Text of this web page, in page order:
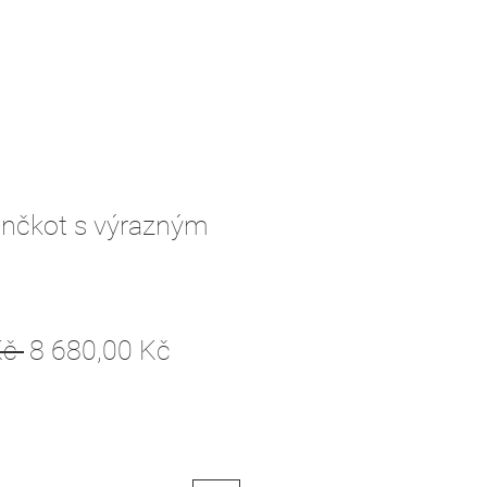
s výrazným
Běžná
8 680,00 Kč